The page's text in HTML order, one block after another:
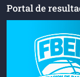
Portal de